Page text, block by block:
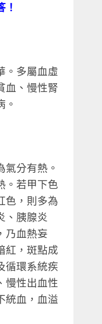
。多屬血虛
血、慢性腎
。
氣分有熱。
。若甲下色
色，則多為
、胰腺炎
乃血熱妄
紅，斑點成
循環系統疾
慢性出血性
統血，血溢